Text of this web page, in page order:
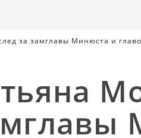
за замглавы Минюста и